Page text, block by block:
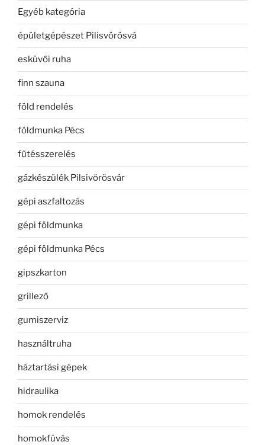
Egyéb kategória
épületgépészet Pilisvörösvá
esküvői ruha
finn szauna
föld rendelés
földmunka Pécs
fűtésszerelés
gázkészülék Pilsivörösvár
gépi aszfaltozás
gépi földmunka
gépi földmunka Pécs
gipszkarton
grillező
gumiszerviz
használtruha
háztartási gépek
hidraulika
homok rendelés
homokfúvás